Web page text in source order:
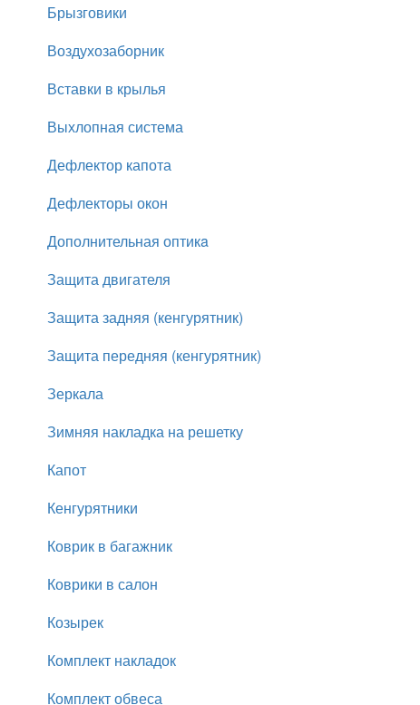
Брызговики
Воздухозаборник
Вставки в крылья
Выхлопная система
Дефлектор капота
Дефлекторы окон
Дополнительная оптикa
Защита двигателя
Защита задняя (кенгурятник)
Защита передняя (кенгурятник)
Зеркала
Зимняя накладка на решетку
Капот
Кенгурятники
Коврик в багажник
Коврики в салон
Козырек
Комплект накладок
Комплект обвеса